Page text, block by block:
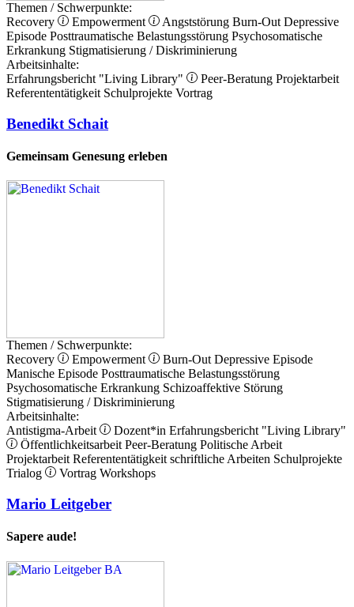
Themen / Schwerpunkte:
Recovery
Empowerment Angststörung Burn-Out Depressive
Episode Posttraumatische Belastungsstörung Psychosomatische
Erkrankung Stigmatisierung / Diskriminierung
Arbeitsinhalte:
Erfahrungsbericht "Living Library" Peer-Beratung Projektarbeit
Referententätigkeit Schulprojekte Vortrag
Benedikt Schait
Gemeinsam Genesung erleben
Themen / Schwerpunkte:
Recovery
Empowerment Burn-Out Depressive Episode
Manische Episode Posttraumatische Belastungsstörung
Psychosomatische Erkrankung Schizoaffektive Störung
Stigmatisierung / Diskriminierung
Arbeitsinhalte:
Antistigma-Arbeit
Dozent*in Erfahrungsbericht "Living Library"
Öffentlichkeitsarbeit Peer-Beratung Politische Arbeit
Projektarbeit Referententätigkeit schriftliche Arbeiten Schulprojekte
Trialog
Vortrag Workshops
Mario Leitgeber
Sapere aude!